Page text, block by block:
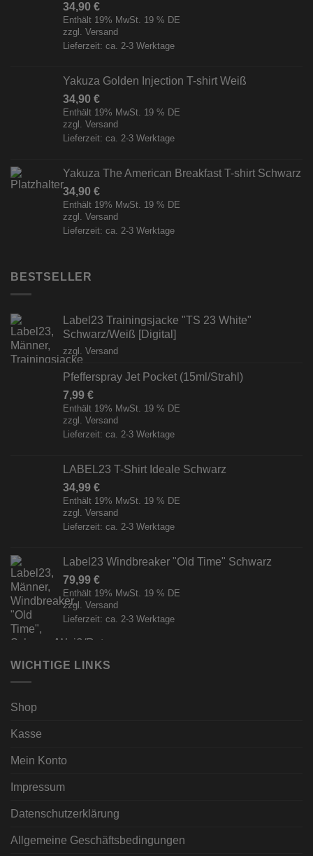
34,90 €
Enthält 19% MwSt. 19 % DE
zzgl. Versand
Lieferzeit: ca. 2-3 Werktage
Yakuza Golden Injection T-shirt Weiß
34,90 €
Enthält 19% MwSt. 19 % DE
zzgl. Versand
Lieferzeit: ca. 2-3 Werktage
Yakuza The American Breakfast T-shirt Schwarz
34,90 €
Enthält 19% MwSt. 19 % DE
zzgl. Versand
Lieferzeit: ca. 2-3 Werktage
BESTSELLER
Label23 Trainingsjacke "TS 23 White"
Schwarz/Weiß [Digital]
zzgl. Versand
Pfefferspray Jet Pocket (15ml/Strahl)
7,99 €
Enthält 19% MwSt. 19 % DE
zzgl. Versand
Lieferzeit: ca. 2-3 Werktage
LABEL23 T-Shirt Ideale Schwarz
34,99 €
Enthält 19% MwSt. 19 % DE
zzgl. Versand
Lieferzeit: ca. 2-3 Werktage
Label23 Windbreaker "Old Time" Schwarz
79,99 €
Enthält 19% MwSt. 19 % DE
zzgl. Versand
Lieferzeit: ca. 2-3 Werktage
WICHTIGE LINKS
Shop
Kasse
Mein Konto
Impressum
Datenschutzerklärung
Allgemeine Geschäftsbedingungen